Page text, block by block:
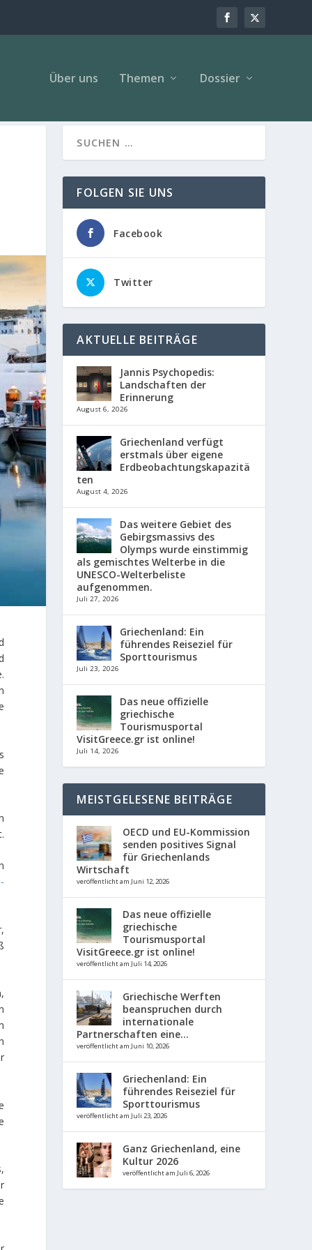
Über uns Themen Dossier
FOLGEN SIE UNS
Facebook
Twitter
AKTUELLE BEITRÄGE
Jannis Psychopedis:
Landschaften der
Erinnerung
August 6, 2026
Griechenland verfügt
erstmals über eigene
Erdbeobachtungskapazitä
ten
August 4, 2026
Das weitere Gebiet des
Gebirgsmassivs des
Olymps wurde einstimmig
als gemischtes Welterbe in die
UNESCO-Welterbeliste
aufgenommen.
Juli 27, 2026
Griechenland: Ein
führendes Reiseziel für
Sporttourismus
Juli 23, 2026
Das neue offizielle
griechische
Tourismusportal
VisitGreece.gr ist online!
Juli 14, 2026
MEISTGELESENE BEITRÄGE
OECD und EU-Kommission
senden positives Signal
für Griechenlands
Wirtschaft
veröffentlicht am Juni 12, 2026
Das neue offizielle
griechische
Tourismusportal
VisitGreece.gr ist online!
veröffentlicht am Juli 14, 2026
Griechische Werften
beanspruchen durch
internationale
Partnerschaften eine...
veröffentlicht am Juni 10, 2026
Griechenland: Ein
führendes Reiseziel für
Sporttourismus
veröffentlicht am Juli 23, 2026
Ganz Griechenland, eine
Kultur 2026
veröffentlicht am Juli 6, 2026